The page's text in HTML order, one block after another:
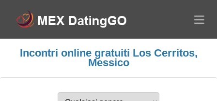
Incontri online gratuiti Los Cerritos,
Messico